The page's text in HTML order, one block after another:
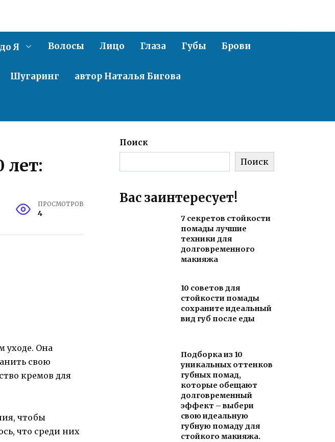
Я Волосы Лицо Глаза Губы Брови
Шугаринг автор Наталья Бигова
лет:
ПРОСМОТРОВ
4
уходе. Она
свою
кремов для
чтобы
что среди них
Поиск
Поиск
Вас заинтересует!
7 секретов стойкости
помады лучшие
техники для
долговременного
макияжа
10 советов для
стойкости помады
сохраните идеальный
вид губ после еды
Подборка из 10
уникальных оттенков
губных помад,
которые обещают
долговременный
эффект – выбери
свою идеальную
губную помаду для
стойкого макияжа.